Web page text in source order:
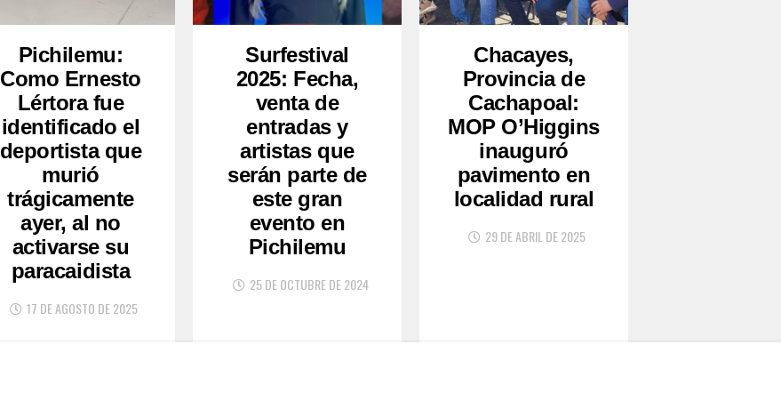
Pichilemu:
Como Ernesto
Lértora fue
identificado el
deportista que
murió
trágicamente
ayer, al no
activarse su
paracaidista
17 DE AGOSTO DE 2025
Surfestival
2025: Fecha,
venta de
entradas y
artistas que
serán parte de
este gran
evento en
Pichilemu
25 DE OCTUBRE DE 2024
Chacayes,
Provincia de
Cachapoal:
MOP O’Higgins
inauguró
pavimento en
localidad rural
29 DE ABRIL DE 2025